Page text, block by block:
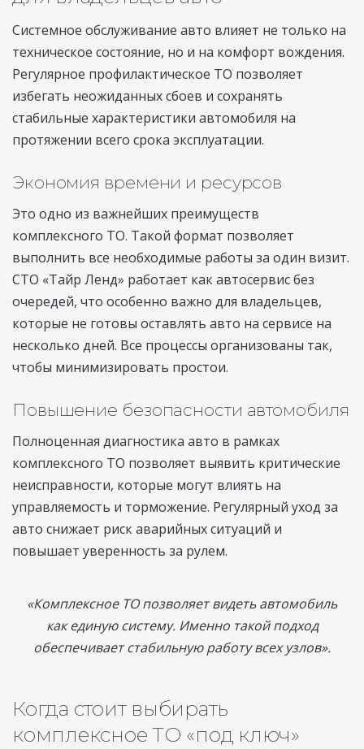
Системное обслуживание авто влияет не только на
техническое состояние, но и на комфорт вождения.
Регулярное профилактическое ТО позволяет
избегать неожиданных сбоев и сохранять
стабильные характеристики автомобиля на
протяжении всего срока эксплуатации.
Экономия времени и ресурсов
Это одно из важнейших преимуществ
комплексного ТО. Такой формат позволяет
выполнить все необходимые работы за один визит.
СТО «Тайр Ленд» работает как автосервис без
очередей, что особенно важно для владельцев,
которые не готовы оставлять авто на сервисе на
несколько дней. Все процессы организованы так,
чтобы минимизировать простои.
Повышение безопасности автомобиля
Полноценная диагностика авто в рамках
комплексного ТО позволяет выявить критические
неисправности, которые могут влиять на
управляемость и торможение. Регулярный уход за
авто снижает риск аварийных ситуаций и
повышает уверенность за рулем.
«Комплексное ТО позволяет видеть автомобиль
как единую систему. Именно такой подход
обеспечивает стабильную работу всех узлов».
Когда стоит выбирать
комплексное ТО «под ключ»